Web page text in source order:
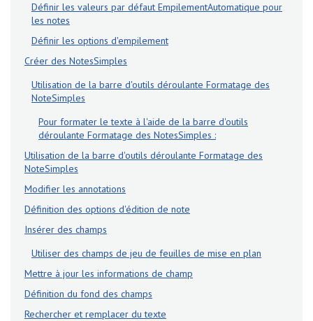
Définir les valeurs par défaut EmpilementAutomatique pour
les notes
Définir les options d'empilement
Créer des NotesSimples
Utilisation de la barre d'outils déroulante Formatage des
NoteSimples
Pour formater le texte à l'aide de la barre d'outils
déroulante Formatage des NotesSimples :
Utilisation de la barre d'outils déroulante Formatage des
NoteSimples
Modifier les annotations
Définition des options d'édition de note
Insérer des champs
Utiliser des champs de jeu de feuilles de mise en plan
Mettre à jour les informations de champ
Définition du fond des champs
Rechercher et remplacer du texte